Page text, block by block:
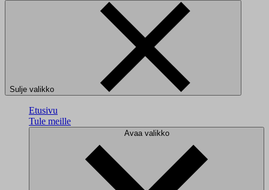
Sulje valikko
Etusivu
Tule meille
Avaa valikko